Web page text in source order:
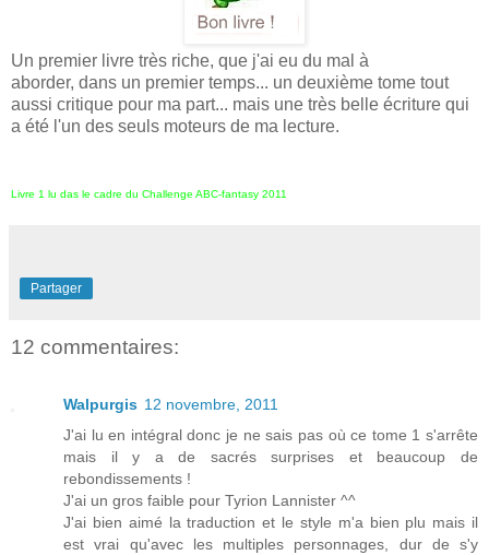
Un premier livre très riche, que j'ai eu du mal à
aborder, dans un premier temps... un deuxième tome tout
aussi critique pour ma part... mais une très belle écriture qui
a été l'un des seuls moteurs de ma lecture.
Livre 1 lu das le cadre du Challenge ABC-fantasy 2011
Partager
12 commentaires:
Walpurgis 12 novembre, 2011
J'ai lu en intégral donc je ne sais pas où ce tome 1 s'arrête
mais il y a de sacrés surprises et beaucoup de
rebondissements !
J'ai un gros faible pour Tyrion Lannister ^^
J'ai bien aimé la traduction et le style m'a bien plu mais il
est vrai qu'avec les multiples personnages, dur de s'y